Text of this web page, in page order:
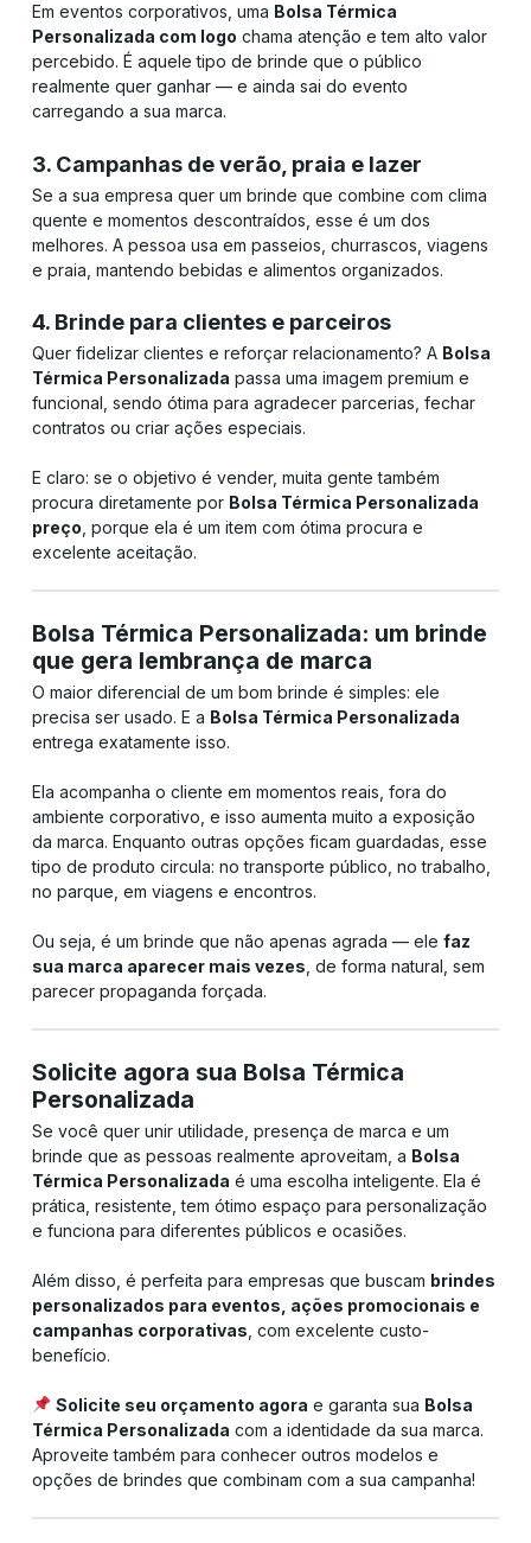
Em eventos corporativos, uma Bolsa Térmica
Personalizada com logo chama atenção e tem alto valor
percebido. É aquele tipo de brinde que o público
realmente quer ganhar — e ainda sai do evento
carregando a sua marca.
3. Campanhas de verão, praia e lazer
Se a sua empresa quer um brinde que combine com clima
quente e momentos descontraídos, esse é um dos
melhores. A pessoa usa em passeios, churrascos, viagens
e praia, mantendo bebidas e alimentos organizados.
4. Brinde para clientes e parceiros
Quer fidelizar clientes e reforçar relacionamento? A Bolsa
Térmica Personalizada passa uma imagem premium e
funcional, sendo ótima para agradecer parcerias, fechar
contratos ou criar ações especiais.
E claro: se o objetivo é vender, muita gente também
procura diretamente por Bolsa Térmica Personalizada
preço , porque ela é um item com ótima procura e
excelente aceitação.
Bolsa Térmica Personalizada: um brinde
que gera lembrança de marca
O maior diferencial de um bom brinde é simples: ele
precisa ser usado. E a Bolsa Térmica Personalizada
entrega exatamente isso.
Ela acompanha o cliente em momentos reais, fora do
ambiente corporativo, e isso aumenta muito a exposição
da marca. Enquanto outras opções ficam guardadas, esse
tipo de produto circula: no transporte público, no trabalho,
no parque, em viagens e encontros.
Ou seja, é um brinde que não apenas agrada — ele faz
sua marca aparecer mais vezes , de forma natural, sem
parecer propaganda forçada.
Solicite agora sua Bolsa Térmica
Personalizada
Se você quer unir utilidade, presença de marca e um
brinde que as pessoas realmente aproveitam, a Bolsa
Térmica Personalizada é uma escolha inteligente. Ela é
prática, resistente, tem ótimo espaço para personalização
e funciona para diferentes públicos e ocasiões.
Além disso, é perfeita para empresas que buscam brindes
personalizados para eventos, ações promocionais e
campanhas corporativas , com excelente custo-
benefício.
Solicite seu orçamento agora e garanta sua Bolsa
Térmica Personalizada com a identidade da sua marca.
Aproveite também para conhecer outros modelos e
opções de brindes que combinam com a sua campanha!